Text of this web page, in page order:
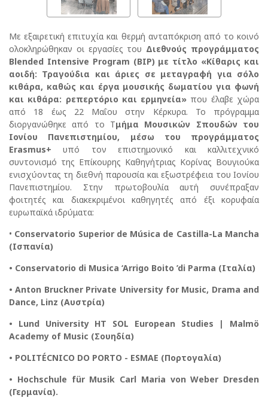
Με εξαιρετική επιτυχία και θερμή ανταπόκριση από το κοινό
ολοκληρώθηκαν οι εργασίες του Διεθνούς προγράμματος
Blended Intensive Program (BIP) με τίτλο «Κίθαρις και
αοιδή: Τραγούδια και άριες σε μεταγραφή για σόλο
κιθάρα, καθώς και έργα μουσικής δωματίου για φωνή
και κιθάρα: ρεπερτόριο και ερμηνεία» που έλαβε χώρα
από 18 έως 22 Μαΐου στην Κέρκυρα. Το πρόγραμμα
διοργανώθηκε από το Τμήμα Μουσικών Σπουδών του
Ιονίου Πανεπιστημίου, μέσω του προγράμματος
Erasmus+ υπό τον επιστημονικό και καλλιτεχνικό
συντονισμό της Επίκουρης Καθηγήτριας Κορίνας Βουγιούκα
ενισχύοντας τη διεθνή παρουσία και εξωστρέφεια του Ιονίου
Πανεπιστημίου. Στην πρωτοβουλία αυτή συνέπραξαν
φοιτητές και διακεκριμένοι καθηγητές από έξι κορυφαία
ευρωπαϊκά ιδρύματα:
• Conservatorio Superior de Música de Castilla-La Mancha
(Ισπανία)
• Conservatorio di Musica ‘Arrigo Boito ’di Parma (Ιταλία)
• Anton Bruckner Private University for Music, Drama and
Dance, Linz (Αυστρία)
• Lund University HT SOL European Studies | Malmö
Academy of Music (Σουηδία)
• POLITÉCNICO DO PORTO - ESMAE (Πορτογαλία)
• Hochschule für Musik Carl Maria von Weber Dresden
(Γερμανία).